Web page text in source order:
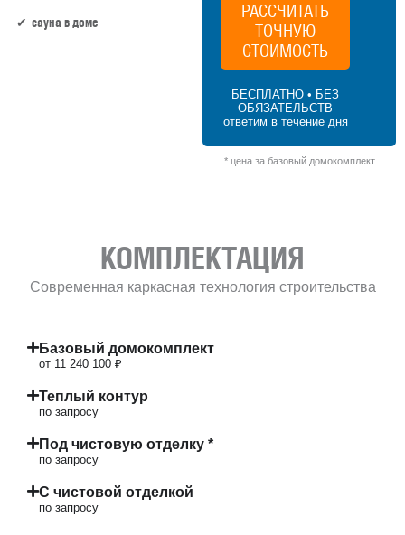
сауна в доме
РАССЧИТАТЬ
ТОЧНУЮ
СТОИМОСТЬ
БЕСПЛАТНО • БЕЗ
ОБЯЗАТЕЛЬСТВ
ответим в течение дня
* цена за базовый домокомплект
КОМПЛЕКТАЦИЯ
Современная каркасная технология строительства
Базовый домокомплект
от 11 240 100 ₽
Теплый контур
по запросу
Под чистовую отделку *
по запросу
С чистовой отделкой
по запросу